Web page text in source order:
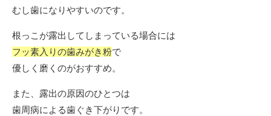
むし歯になりやすいのです。
根っこが露出してしまっている場合には
フッ素入りの歯みがき粉で
優しく磨くのがおすすめ。
また、露出の原因のひとつは
歯周病による歯ぐき下がりです。